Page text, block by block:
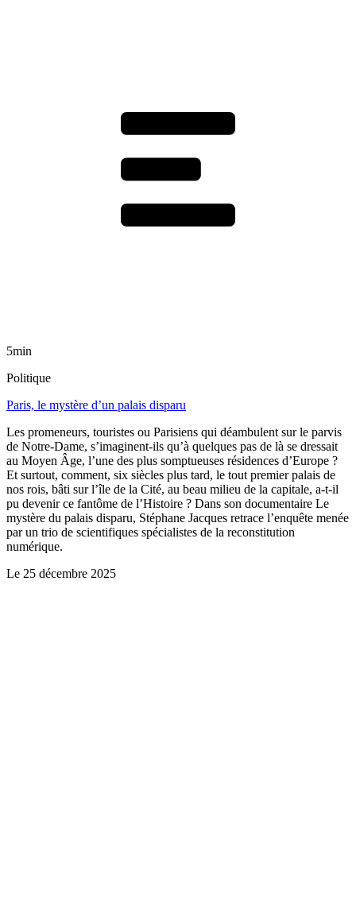
5min
Politique
Paris, le mystère d’un palais disparu
Les promeneurs, touristes ou Parisiens qui déambulent sur le parvis
de Notre-Dame, s’imaginent-ils qu’à quelques pas de là se dressait
au Moyen Âge, l’une des plus somptueuses résidences d’Europe ?
Et surtout, comment, six siècles plus tard, le tout premier palais de
nos rois, bâti sur l’île de la Cité, au beau milieu de la capitale, a-t-il
pu devenir ce fantôme de l’Histoire ? Dans son documentaire Le
mystère du palais disparu, Stéphane Jacques retrace l’enquête menée
par un trio de scientifiques spécialistes de la reconstitution
numérique.
Le 25 décembre 2025